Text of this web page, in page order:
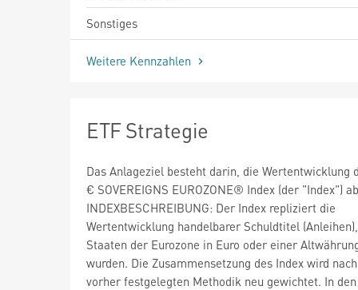
Sonstiges
Weitere Kennzahlen
ETF Strategie
Das Anlageziel besteht darin, die Wertentwicklung
€ SOVEREIGNS EUROZONE® Index (der "Index")
INDEXBESCHREIBUNG: Der Index repliziert die
Wertentwicklung handelbarer Schuldtitel
Staaten der Eurozone in Euro oder einer
wurden. Die Zusammensetzung des Index wird
vorher festgelegten Methodik neu gewichtet. In